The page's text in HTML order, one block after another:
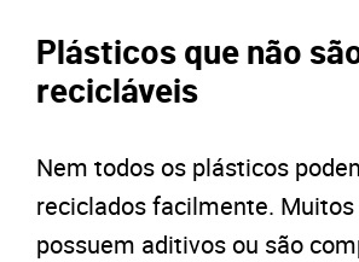
Plásticos que não
recicláveis
Nem todos os plásticos
reciclados facilmente.
possuem aditivos ou são